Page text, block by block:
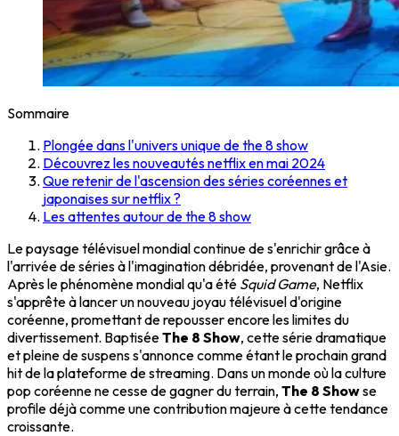
Sommaire
Plongée dans l'univers unique de the 8 show
Découvrez les nouveautés netflix en mai 2024
Que retenir de l'ascension des séries coréennes et
japonaises sur netflix ?
Les attentes autour de the 8 show
Le paysage télévisuel mondial continue de s'enrichir grâce à
l'arrivée de séries à l'imagination débridée, provenant de l'Asie.
Après le phénomène mondial qu'a été Squid Game, Netflix
s'apprête à lancer un nouveau joyau télévisuel d'origine
coréenne, promettant de repousser encore les limites du
divertissement. BaptiséeThe 8 Show, cette série dramatique
et pleine de suspens s'annonce comme étant le prochain grand
hit de la plateforme de streaming. Dans un monde où la culture
pop coréenne ne cesse de gagner du terrain, The 8 Showse
profile déjà comme une contribution majeure à cette tendance
croissante.